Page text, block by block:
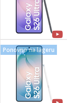
Ponovno na lageru